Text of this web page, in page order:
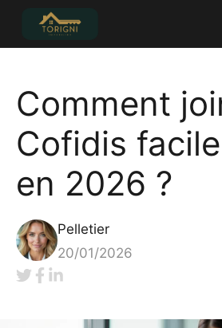
contenu
Comment
Cofidis
en 2026 ?
Pelletier
20/01/2026